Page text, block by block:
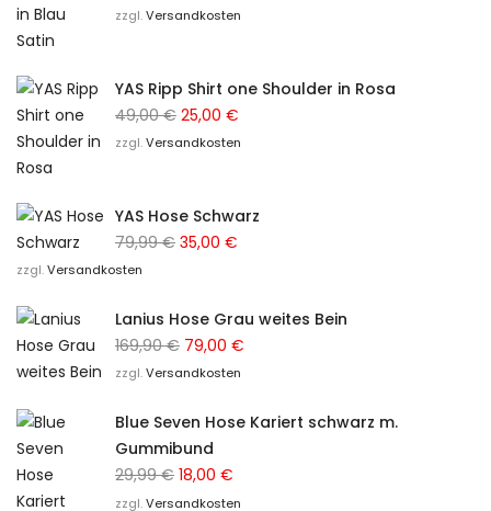
Preis
zzgl.Versandkosten
YAS Ripp Shirt one Shoulder in Rosa
49,00€ Ursprünglicher
Preis
25,00 €
Preis
zzgl.Versandkosten
YAS Hose Schwarz
79,99€ Ursprünglicher
79,99 €
35,00 €
35,00 €.
zzgl.Versandkosten
Lanius Hose Grau weites Bein
169,90€ Ursprünglicher
Preis
169,90 €
79,00 €
79,00 €.
zzgl.Versandkosten
Blue Seven Hose Kariert schwarz m.
Gummibund
29,99€ Ursprünglicher
Preis
18,00 €
Preis
zzgl.Versandkosten